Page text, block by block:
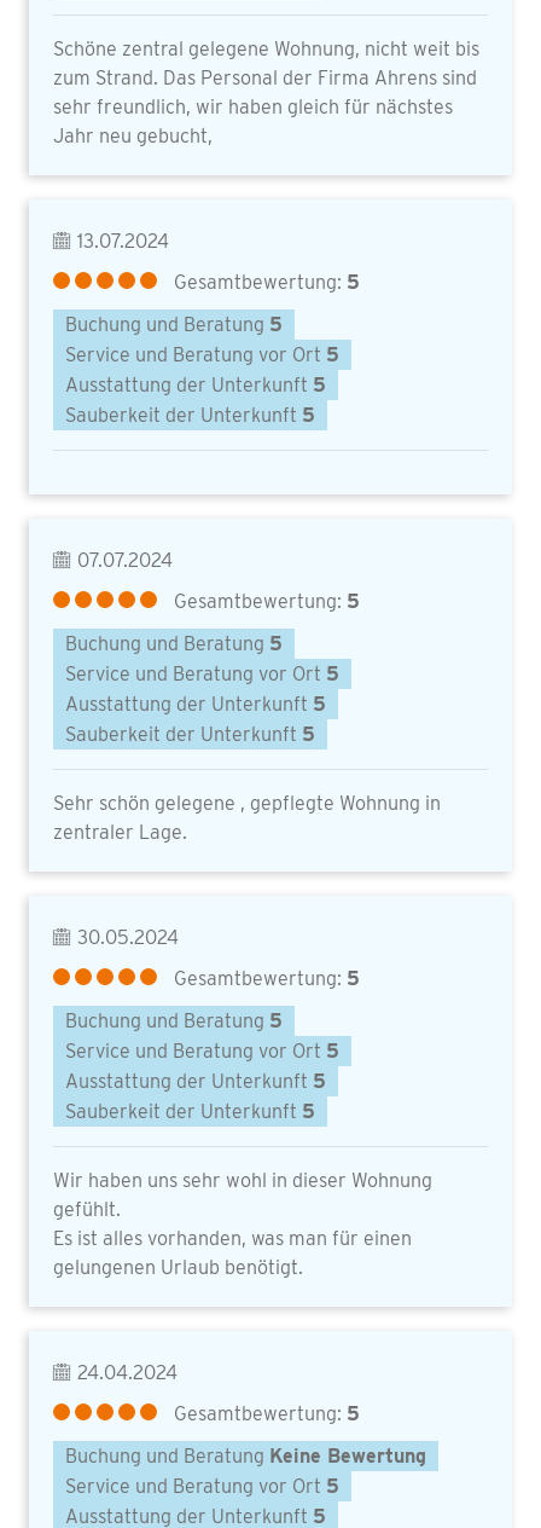
Schöne zentral gelegene Wohnung, nicht weit bis
zum Strand. Das Personal der Firma Ahrens sind
sehr freundlich, wir haben gleich für nächstes
Jahr neu gebucht,
13.07.2024
Gesamtbewertung: 5
Buchung und Beratung 5
Service und Beratung vor Ort 5
Ausstattung der Unterkunft 5
Sauberkeit der Unterkunft 5
07.07.2024
Gesamtbewertung: 5
Buchung und Beratung 5
Service und Beratung vor Ort 5
Ausstattung der Unterkunft 5
Sauberkeit der Unterkunft 5
Sehr schön gelegene , gepflegte Wohnung in
zentraler Lage.
30.05.2024
Gesamtbewertung: 5
Buchung und Beratung 5
Service und Beratung vor Ort 5
Ausstattung der Unterkunft 5
Sauberkeit der Unterkunft 5
Wir haben uns sehr wohl in dieser Wohnung
gefühlt.
Es ist alles vorhanden, was man für einen
gelungenen Urlaub benötigt.
24.04.2024
Gesamtbewertung: 5
Buchung und Beratung Keine Bewertung
Service und Beratung vor Ort 5
Ausstattung der Unterkunft 5